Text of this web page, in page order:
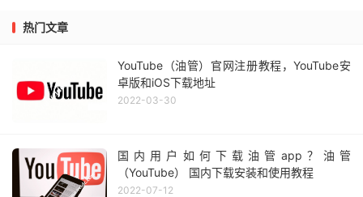
热门文章
YouTube（油管）官网注册教程，YouTube安
卓版和iOS下载地址
2022-03-30
国内用户如何下载油管app？油管
（YouTube） 国内下载安装和使用教程
2022-07-12